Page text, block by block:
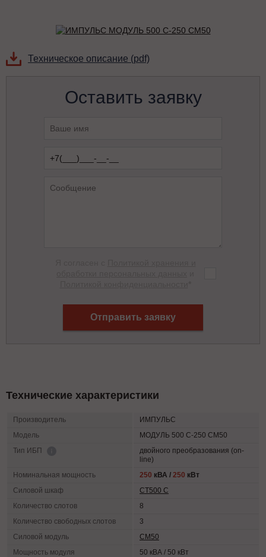
Техническое описание (pdf)
Оставить заявку
Отправить заявку
Технические характеристики
Производитель
ИМПУЛЬС
Модель
МОДУЛЬ 500 С-250 СМ50
Тип ИБП
двойного преобразования (on-
line)
Номинальная мощность
250 кВА / 250 кВт
Силовой шкаф
СТ500 С
Количество слотов
8
Количество свободных слотов
3
Силовой модуль
СМ50
Мощность модуля
50 кВА / 50 кВт